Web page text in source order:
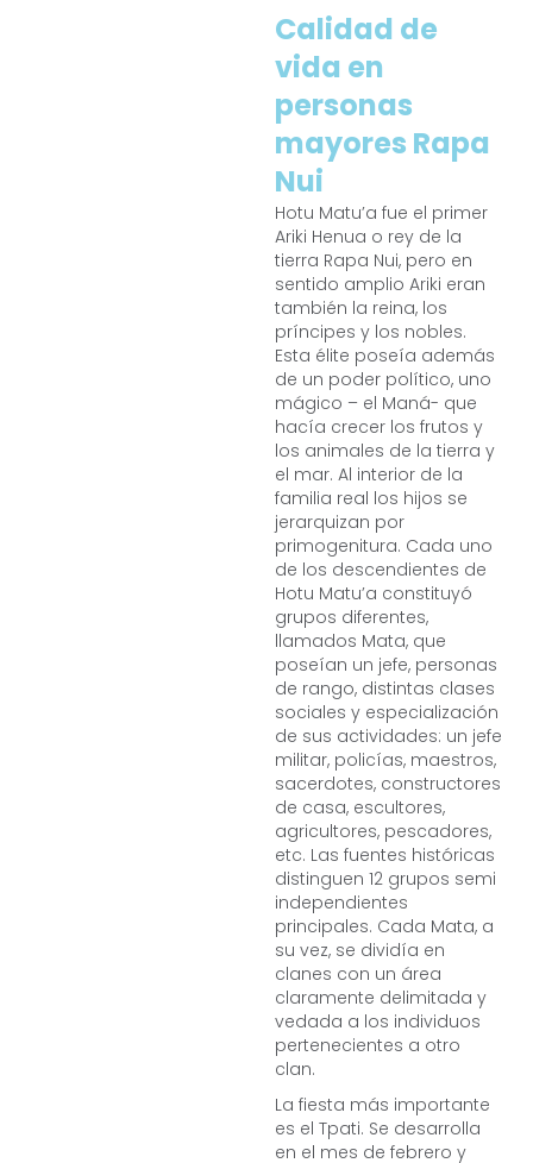
Calidad de
vida en
personas
mayores Rapa
Nui
Hotu Matu’a fue el primer
Ariki Henua o rey de la
tierra Rapa Nui, pero en
sentido amplio Ariki eran
también la reina, los
príncipes y los nobles.
Esta élite poseía además
de un poder político, uno
mágico – el Maná- que
hacía crecer los frutos y
los animales de la tierra y
el mar. Al interior de la
familia real los hijos se
jerarquizan por
primogenitura. Cada uno
de los descendientes de
Hotu Matu’a constituyó
grupos diferentes,
llamados Mata, que
poseían un jefe, personas
de rango, distintas clases
sociales y especialización
de sus actividades: un jefe
militar, policías, maestros,
sacerdotes, constructores
de casa, escultores,
agricultores, pescadores,
etc. Las fuentes históricas
distinguen 12 grupos semi
independientes
principales. Cada Mata, a
su vez, se dividía en
clanes con un área
claramente delimitada y
vedada a los individuos
pertenecientes a otro
clan.
La fiesta más importante
es el Tpati. Se desarrolla
en el mes de febrero y